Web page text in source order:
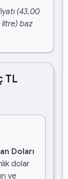
(43,00
litre) baz
TL
Doları
dolar
ve